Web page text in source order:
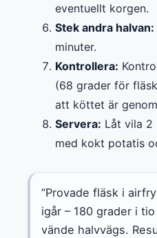
eventuellt korgen.
Stek andra halvan:
minuter.
Kontrollera:
(68 grader för
att köttet är
Servera: Låt vila 2
med kokt potatis
”Provade fläsk i
igår – 180 grader i
vände halvvägs.